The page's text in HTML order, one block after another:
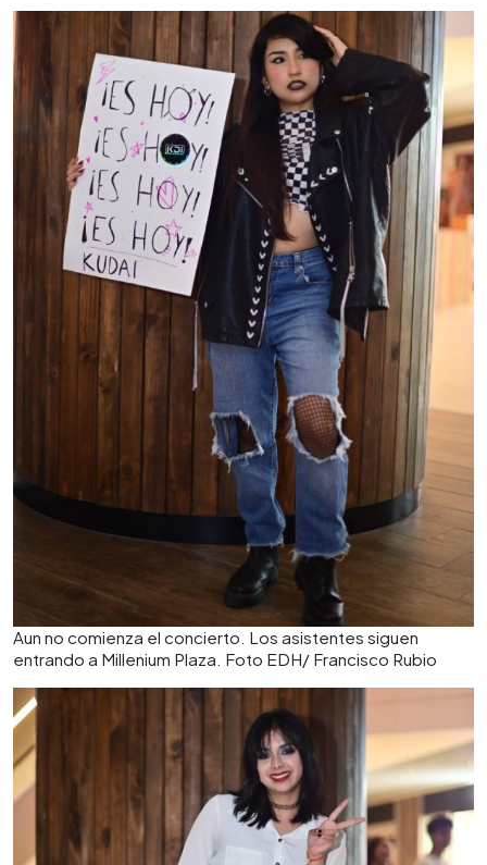
Aun no comienza el concierto. Los asistentes siguen
entrando a Millenium Plaza. Foto EDH/ Francisco Rubio